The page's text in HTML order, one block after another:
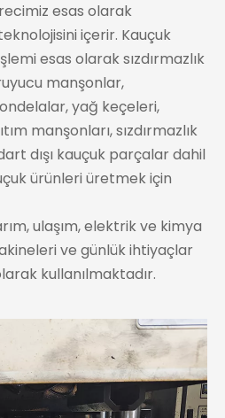
esas olarak
içerir. Kauçuk
esas olarak sızdırmazlık
manşonlar,
yağ keçeleri,
manşonları, sızdırmazlık
dışı kauçuk parçalar dahil
ürünleri üretmek için
ulaşım, elektrik ve kimya
ve günlük ihtiyaçlar
kullanılmaktadır.